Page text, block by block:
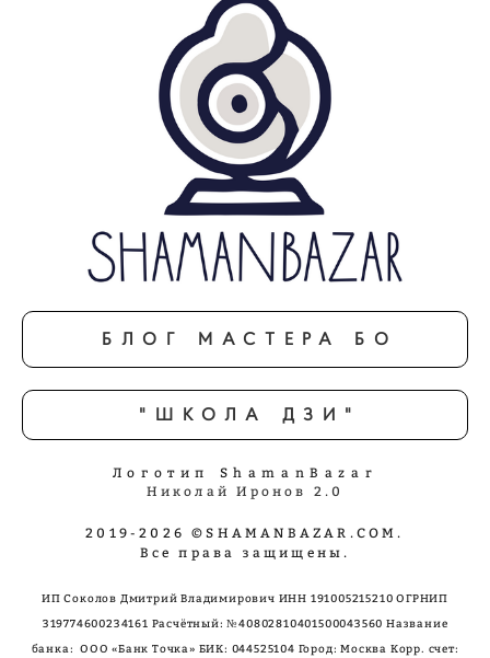
БЛОГ МАСТЕРА БО
"ШКОЛА ДЗИ"
Логотип ShamanBazar
Николай Иронов 2.0
2019-2026 ©SHAMANBAZAR.COM.
Все права защищены.
ИП Соколов Дмитрий Владимирович ИНН 191005215210 ОГРНИП
319774600234161 Расчётный: №40802810401500043560 Название
банка: ООО «Банк Точка» БИК: 044525104 Город: Москва Корр. счет: